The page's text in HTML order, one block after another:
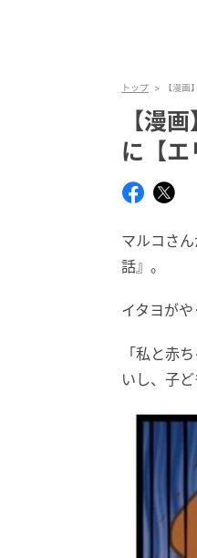
トップ 【漫
【漫
に【エ
マルコさ
話』。
イタヨがや
「私と赤
いし、子